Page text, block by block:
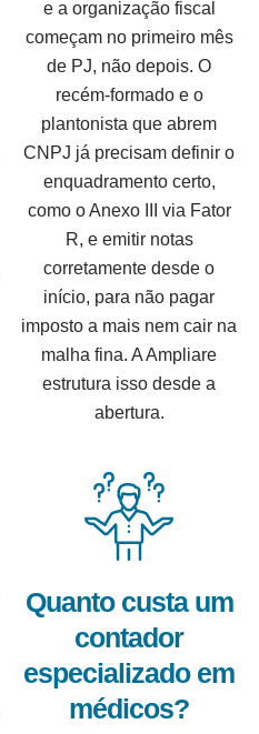
e a organização fiscal
começam no primeiro mês
de PJ, não depois. O
recém-formado e o
plantonista que abrem
CNPJ já precisam definir o
enquadramento certo,
como o Anexo III via Fator
R, e emitir notas
corretamente desde o
início, para não pagar
imposto a mais nem cair na
malha fina. A Ampliare
estrutura isso desde a
abertura.
Quanto custa um
contador
especializado em
médicos?